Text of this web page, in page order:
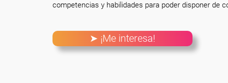
competencias y habilidades para poder disponer de
➤ ¡Me interesa!